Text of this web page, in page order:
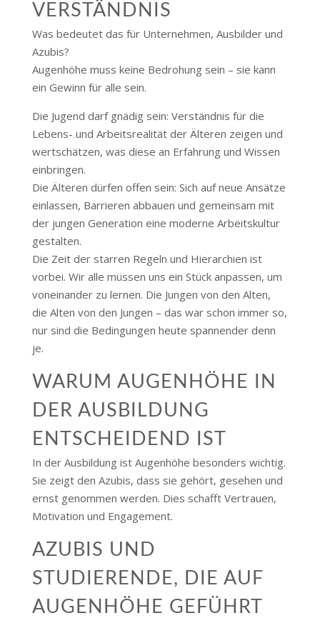
VERSTÄNDNIS
Was bedeutet das für Unternehmen, Ausbilder und
Azubis?
Augenhöhe muss keine Bedrohung sein – sie kann
ein Gewinn für alle sein.
Die Jugend darf gnädig sein: Verständnis für die
Lebens- und Arbeitsrealität der Älteren zeigen und
wertschätzen, was diese an Erfahrung und Wissen
einbringen.
Die Älteren dürfen offen sein: Sich auf neue Ansätze
einlassen, Barrieren abbauen und gemeinsam mit
der jungen Generation eine moderne Arbeitskultur
gestalten.
Die Zeit der starren Regeln und Hierarchien ist
vorbei. Wir alle müssen uns ein Stück anpassen, um
voneinander zu lernen. Die Jungen von den Alten,
die Alten von den Jungen – das war schon immer so,
nur sind die Bedingungen heute spannender denn
je.
WARUM AUGENHÖHE IN
DER AUSBILDUNG
ENTSCHEIDEND IST
In der Ausbildung ist Augenhöhe besonders wichtig.
Sie zeigt den Azubis, dass sie gehört, gesehen und
ernst genommen werden. Dies schafft Vertrauen,
Motivation und Engagement.
AZUBIS UND
STUDIERENDE, DIE AUF
AUGENHÖHE GEFÜHRT